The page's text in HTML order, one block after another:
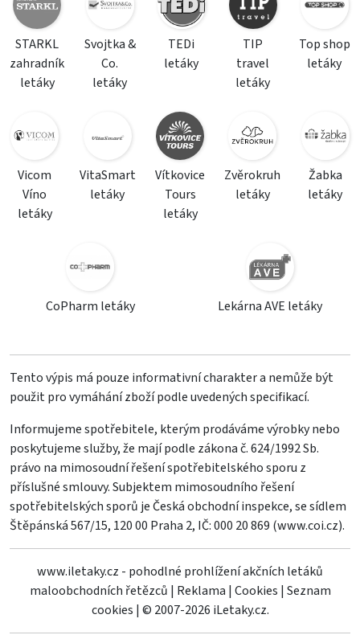
STARKL
zahradník
letáky
Svojtka &
Co.
letáky
TEDi
letáky
TIP
travel
letáky
Top shop
letáky
Vicom
Víno
letáky
VitaSmart
letáky
Vítkovice
Tours
letáky
Zvěrokruh
letáky
Žabka
letáky
CoPharm letáky Lekárna AVE letáky
Tento výpis má pouze informativní charakter a nemůže být
použit pro vymáhání zboží podle uvedených specifikací.
Informujeme spotřebitele, kterým prodáváme výrobky nebo
poskytujeme služby, že mají podle zákona č. 624/1992 Sb.
právo na mimosoudní řešení spotřebitelského sporu z
příslušné smlouvy. Subjektem mimosoudního řešení
spotřebitelských sporů je Česká obchodní inspekce, se sídlem
Štěpánská 567/15, 120 00 Praha 2, IČ: 000 20 869 (www.coi.cz).
www.iletaky.cz - pohodlné prohlížení akčních letáků
maloobchodních řetězců | Reklama | Cookies | Seznam
cookies | © 2007-2026 iLetaky.cz.